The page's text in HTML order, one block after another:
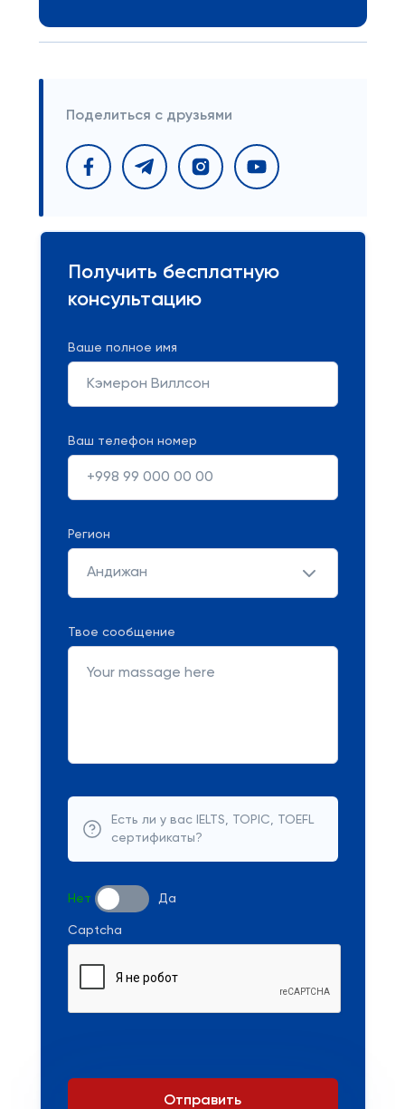
Поделиться с друзьями
Получить бесплатную
консультацию
Ваше полное имя
Ваш телефон номер
Регион
Андижан
Твое сообщение
Есть ли у вас IELTS, TOPIC, TOEFL
сертификаты?
Нет Да
Captcha
Отправить